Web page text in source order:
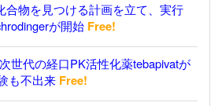
合物を見つける計画を立て、実行
が開始 Free!
世代の経口PK活性化薬tebapivatが
も不出来 Free!